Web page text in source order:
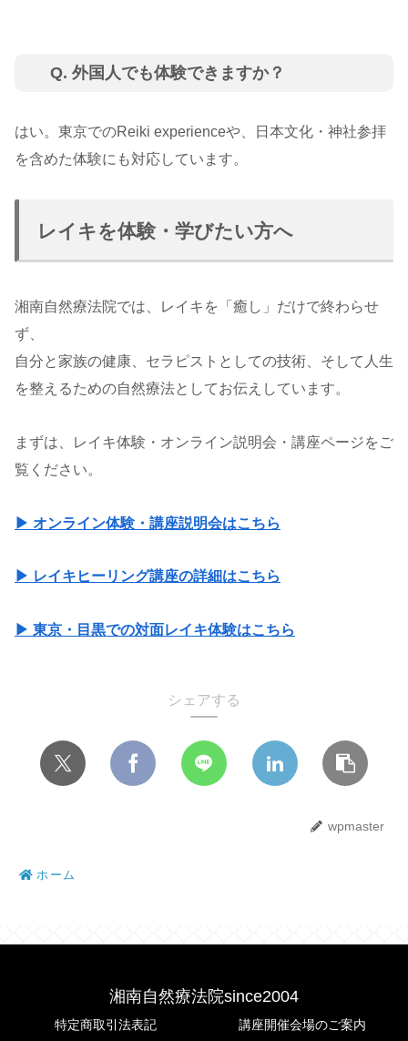
Q. 外国人でも体験できますか？
はい。東京でのReiki experienceや、日本文化・神社参拝
を含めた体験にも対応しています。
レイキを体験・学びたい方へ
湘南自然療法院では、レイキを「癒し」だけで終わらせ
ず、
自分と家族の健康、セラピストとしての技術、そして人生
を整えるための自然療法としてお伝えしています。
まずは、レイキ体験・オンライン説明会・講座ページをご
覧ください。
▶ オンライン体験・講座説明会はこちら
▶ レイキヒーリング講座の詳細はこちら
▶ 東京・目黒での対面レイキ体験はこちら
シェアする
wpmaster
ホーム
湘南自然療法院since2004
特定商取引法表記 講座開催会場のご案内